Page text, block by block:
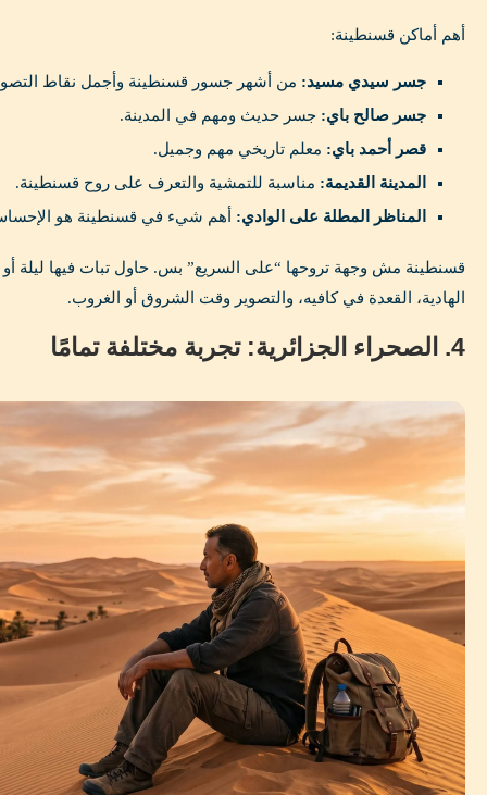
أهم أماكن قسنطينة:
جسر سيدي مسيد: من أشهر جسور قسنطينة وأجمل نقاط
جسر صالح باي: جسر حديث ومهم في المدينة.
قصر أحمد باي: معلم تاريخي مهم وجميل.
المدينة القديمة: مناسبة للتمشية والتعرف على روح قسنطينة.
المناظر المطلة على الوادي: أهم شيء في قسنطينة هو
قسنطينة مش وجهة تروحها “على السريع” بس. حاول تبات فيها ليلة أو
الهادية، القعدة في كافيه، والتصوير وقت الشروق أو الغروب.
4. الصحراء الجزائرية: تجربة مختلفة تمامًا